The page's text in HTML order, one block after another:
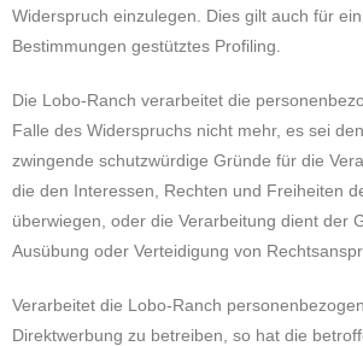
Widerspruch einzulegen. Dies gilt auch für
Bestimmungen gestütztes Profiling.
Die Lobo-Ranch verarbeitet die
Falle des Widerspruchs nicht mehr, es sei
zwingende schutzwürdige Gründe für die
die den Interessen, Rechten und Freiheiten
überwiegen, oder die Verarbeitung dient der
Ausübung oder Verteidigung von
Verarbeitet die Lobo-Ranch
Direktwerbung zu betreiben, so hat die